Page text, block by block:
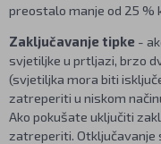
preostalo manje od 25 %
Zaključavanje tipke -
svjetiljke u prtljazi, brzo
(svjetiljka mora biti
zatreperiti u niskom
Ako pokušate uključiti
zatreperiti. Otključavanje